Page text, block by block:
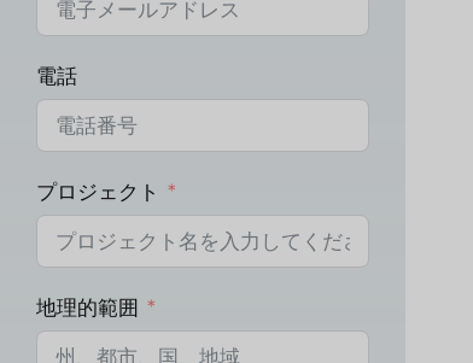
電話
プロジェクト
地理的範囲